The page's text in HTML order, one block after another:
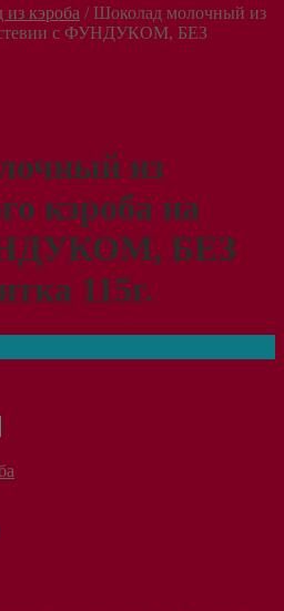
кэроба / Шоколад молочный из
стевии с ФУНДУКОМ, БЕЗ
из
кэроба на
БЕЗ
115г.